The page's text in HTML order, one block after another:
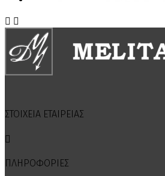
 
ΣΤΟΙΧΕΙΑ ΕΤΑΙΡΕΙΑΣ

ΠΛΗΡΟΦΟΡΙΕΣ